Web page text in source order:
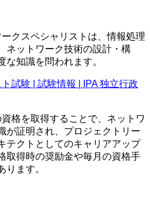
ークスペシャリストは、情報処理
ネットワーク技術の設計・構
な知識を問われます。
試験 | 試験情報 | IPA 独立行政
資格を取得することで、ネットワ
が証明され、プロジェクトリー
テクトとしてのキャリアアップ
取得時の奨励金や毎月の資格手
ります。